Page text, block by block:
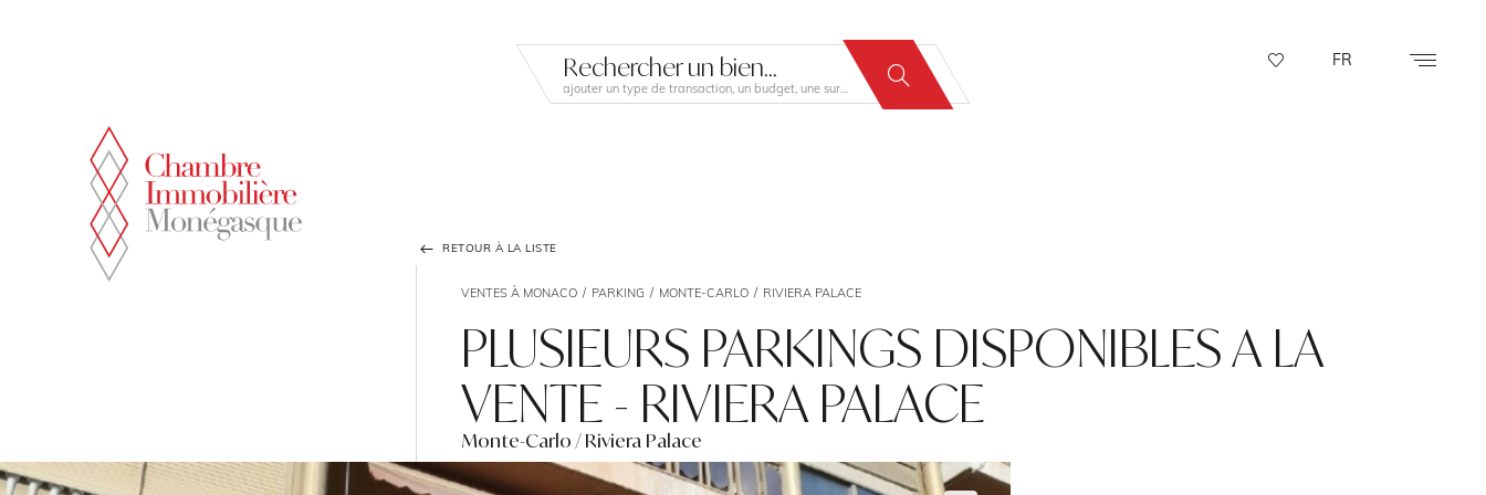
FR
Rechercher un bien...
RETOUR À LA LISTE
VENTES À MONACO PARKING MONTE-CARLO RIVIERA PALACE
PLUSIEURS PARKINGS DISPONIBLES A LA
VENTE - RIVIERA PALACE
Monte-Carlo / Riviera Palace